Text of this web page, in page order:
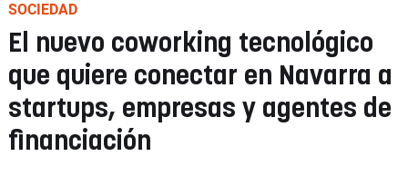
SOCIEDAD
El nuevo coworking tecnológico
que quiere conectar en Navarra a
startups, empresas y agentes de
financiación